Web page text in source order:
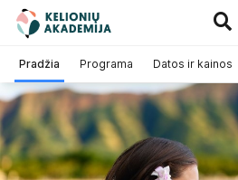
Paskutinė
minutė
Pažintinės
kelionės
Pradžia Programa Datos ir kainos